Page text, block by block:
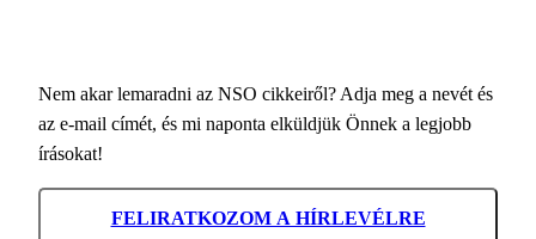
Nem akar lemaradni az NSO cikkeiről? Adja meg a nevét és
az e-mail címét, és mi naponta elküldjük Önnek a legjobb
írásokat!
FELIRATKOZOM A HÍRLEVÉLRE